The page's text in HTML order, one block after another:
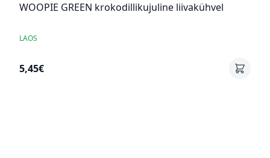
WOOPIE GREEN krokodillikujuline liivakühvel
LAOS
5,45€